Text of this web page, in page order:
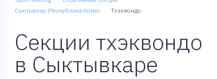
Сыктывкар (Республика Коми)
Тхэквондо
Секции тхэквондо
в Сыктывкаре